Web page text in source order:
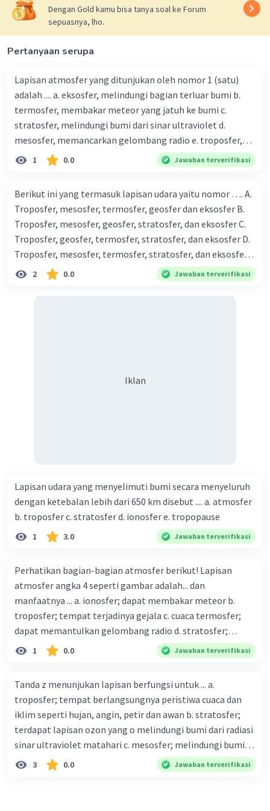
Beri Rating· 0.0(0) Balas
Dengan Gold kamu bisa tanya soal ke Forum
sepuasnya, lho.
Pertanyaan serupa
Lapisan atmosfer yang ditunjukan oleh nomor 1 (satu)
adalah .... a. eksosfer, melindungi bagian terluar bumi b.
termosfer, membakar meteor yang jatuh ke bumi c.
stratosfer, melindungi bumi dari sinar ultraviolet d.
mesosfer, memancarkan gelombang radio e. troposfer,
memproses fenomena cuaca dan iklim
1 0.0 Jawaban terverifikasi
Berikut ini yang termasuk lapisan udara yaitu nomor …. A.
Troposfer, mesosfer, termosfer, geosfer dan eksosfer B.
Troposfer, mesosfer, geosfer, stratosfer, dan eksosfer C.
Troposfer, geosfer, termosfer, stratosfer, dan eksosfer D.
Troposfer, mesosfer, termosfer, stratosfer, dan eksosfer
E. Troposfer, mesosfer, termosfer, stratosfer, dan geosfer
2 0.0 Jawaban terverifikasi
Iklan
Lapisan udara yang menyelimuti bumi secara menyeluruh
dengan ketebalan lebih dari 650 km disebut .... a. atmosfer
b. troposfer c. stratosfer d. ionosfer e. tropopause
1 3.0 Jawaban terverifikasi
Perhatikan bagian-bagian atmosfer berikut! Lapisan
atmosfer angka 4 seperti gambar adalah... dan
manfaatnya ... a. ionosfer; dapat membakar meteor b.
troposfer; tempat terjadinya gejala c. cuaca termosfer;
dapat memantulkan gelombang radio d. stratosfer;
merupakan ruangan hampa udara e. mesosfer; melindungi
1 0.0 Jawaban terverifikasi
Tanda z menunjukan lapisan berfungsi untuk ... a.
troposfer; tempat berlangsungnya peristiwa cuaca dan
iklim seperti hujan, angin, petir dan awan b. stratosfer;
terdapat lapisan ozon yang o melindungi bumi dari radiasi
sinar ultraviolet matahari c. mesosfer; melindungi bumi
dari jatuhan benda luar angkasa seperti meteor d.
termosfer; terdapat lapisan ionosfer yang memiliki fungsi
3 0.0 Jawaban terverifikasi